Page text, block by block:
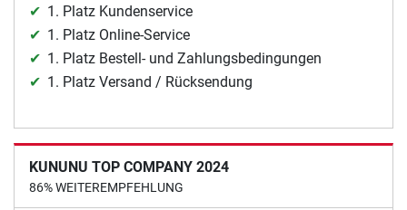
1. Platz Kundenservice
1. Platz Online-Service
1. Platz Bestell- und Zahlungsbedingungen
1. Platz Versand / Rücksendung
KUNUNU TOP COMPANY 2024
86% WEITEREMPFEHLUNG